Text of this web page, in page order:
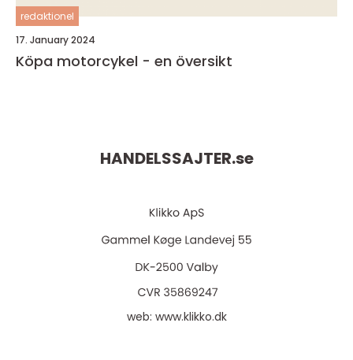
redaktionel
17. January 2024
Köpa motorcykel - en översikt
HANDELSSAJTER.se
web: www.klikko.dk